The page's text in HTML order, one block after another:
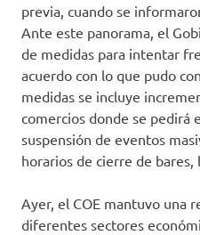
previa, cuando se
Ante este panorama, el
de medidas para intentar
acuerdo con lo que pudo
medidas se incluye
comercios donde se pedirá
suspensión de eventos
horarios de cierre de
Ayer, el COE mantuvo una
diferentes sectores